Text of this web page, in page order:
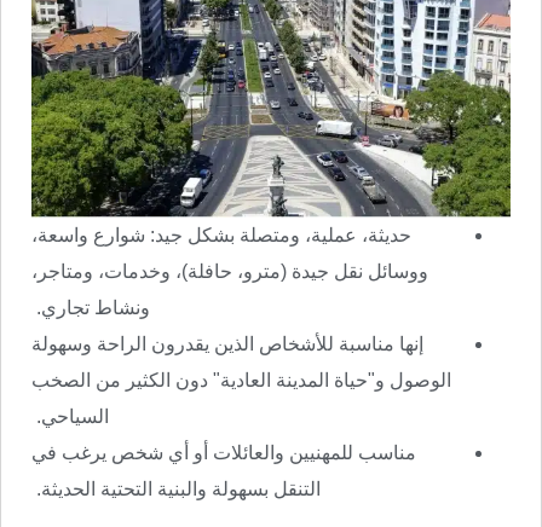
حديثة، عملية، ومتصلة بشكل جيد: شوارع واسعة،
ووسائل نقل جيدة (مترو، حافلة)، وخدمات، ومتاجر،
ونشاط تجاري.
إنها مناسبة للأشخاص الذين يقدرون الراحة وسهولة
الوصول و"حياة المدينة العادية" دون الكثير من الصخب
السياحي.
مناسب للمهنيين والعائلات أو أي شخص يرغب في
التنقل بسهولة والبنية التحتية الحديثة.